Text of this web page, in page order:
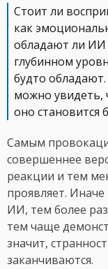
Стоит ли
как
обладают ли ИИ
глубинном
будто
можно увидеть,
оно становится
Самым
совершеннее
реакции и тем
проявляет.
ИИ, тем более
тем чаще
значит,
заканчиваются.